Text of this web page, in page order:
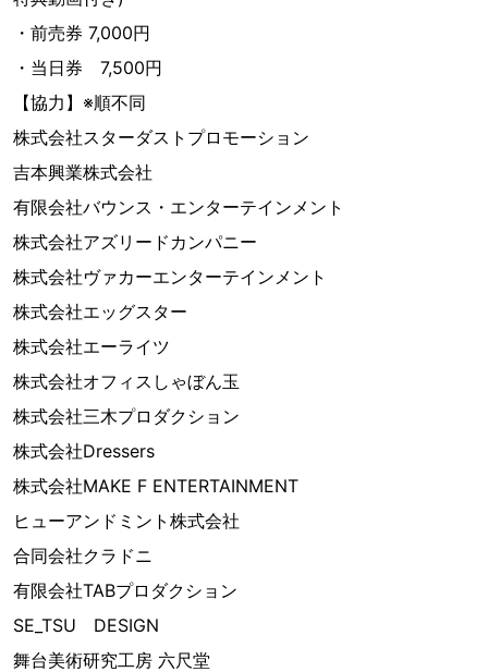
・前売券 7,000円
・当日券 7,500円
【協力】※順不同
株式会社スターダストプロモーション
吉本興業株式会社
有限会社バウンス・エンターテインメント
株式会社アズリードカンパニー
株式会社ヴァカーエンターテインメント
株式会社エッグスター
株式会社エーライツ
株式会社オフィスしゃぼん玉
株式会社三木プロダクション
株式会社Dressers
株式会社MAKE F ENTERTAINMENT
ヒューアンドミント株式会社
合同会社クラドニ
有限会社TABプロダクション
SE_TSU DESIGN
舞台美術研究工房 六尺堂